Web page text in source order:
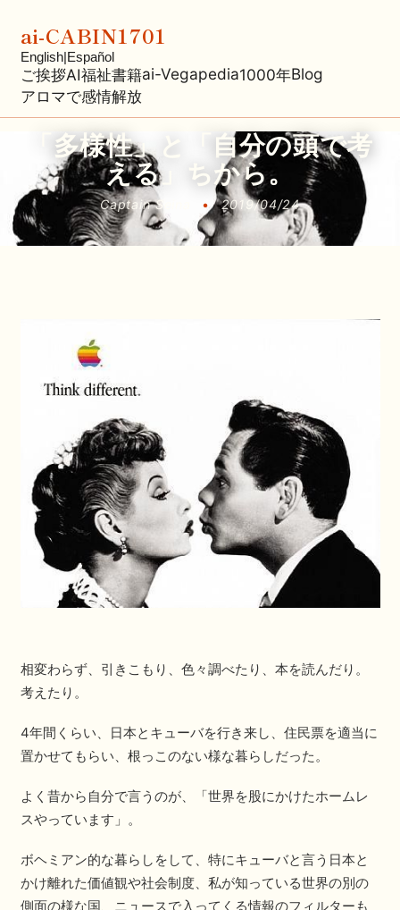
ai-CABIN1701
English|Español
ご挨拶AI福祉書籍ai-Vegapedia1000年Blog
アロマで感情解放
「多様性」と「自分の頭で考
える」ちから。
Captain Seina • 2019/04/24
相変わらず、引きこもり、色々調べたり、本を読んだり。
考えたり。
4年間くらい、日本とキューバを行き来し、住民票を適当に
置かせてもらい、根っこのない様な暮らしだった。
よく昔から自分で言うのが、「世界を股にかけたホームレ
スやっています」。
ボヘミアン的な暮らしをして、特にキューバと言う日本と
かけ離れた価値観や社会制度、私が知っている世界の別の
側面の様な国、ニュースで入ってくる情報のフィルターも